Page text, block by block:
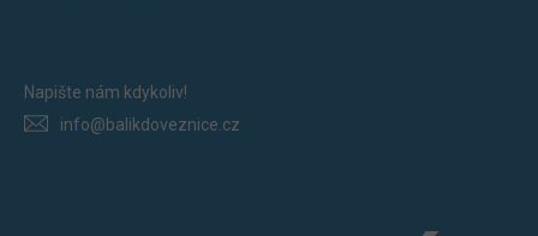
Napište nám kdykoliv!
info@balikdoveznice.cz